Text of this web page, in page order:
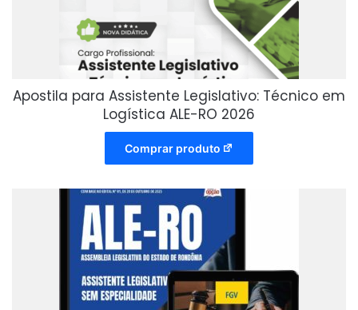
Apostila para Assistente Legislativo: Técnico em
Logística ALE-RO 2026
Comprar produto